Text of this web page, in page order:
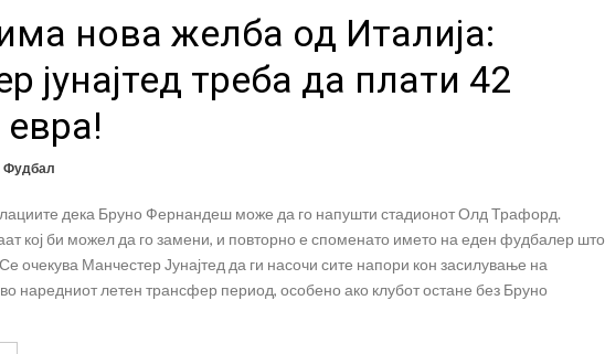
нова желба од Италија:
јунајтед треба да плати 42
Фудбал
дека Бруно Фернандеш може да го напушти стадионот Олд Трафорд.
кој би можел да го замени, и повторно е споменато името на еден фудбалер што
очекува Манчестер Јунајтед да ги насочи сите напори кон засилување на
наредниот летен трансфер период, особено ако клубот остане без Бруно